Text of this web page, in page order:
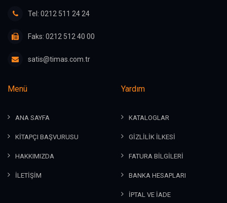
Tel: 0212 511 24 24
Faks: 0212 512 40 00
satis@timas.com.tr
Menü
ANA SAYFA
KİTAPÇI BAŞVURUSU
HAKKIMIZDA
İLETİŞİM
Yardım
KATALOGLAR
GİZLİLİK İLKESİ
FATURA BİLGİLERİ
BANKA HESAPLARI
İPTAL VE İADE